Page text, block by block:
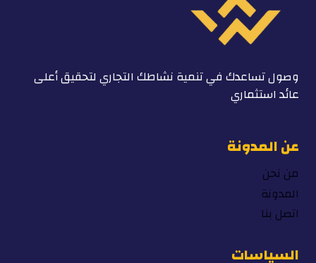
وصول تساعدك في تنمية نشاطك التجاري لتحقيق أعلى
عائد استثماري
عن المدونة
من نحن
المدونة
اتصل بنا
السياسات